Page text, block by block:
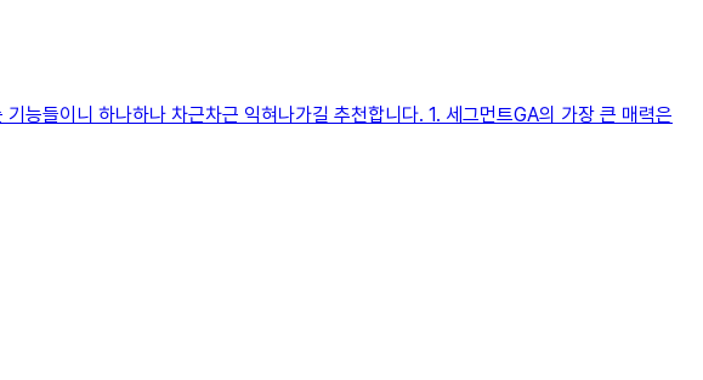
능들이니 하나하나 차근차근 익혀나가길 추천합니다. 1. 세그먼트GA의 가장 큰 매력은